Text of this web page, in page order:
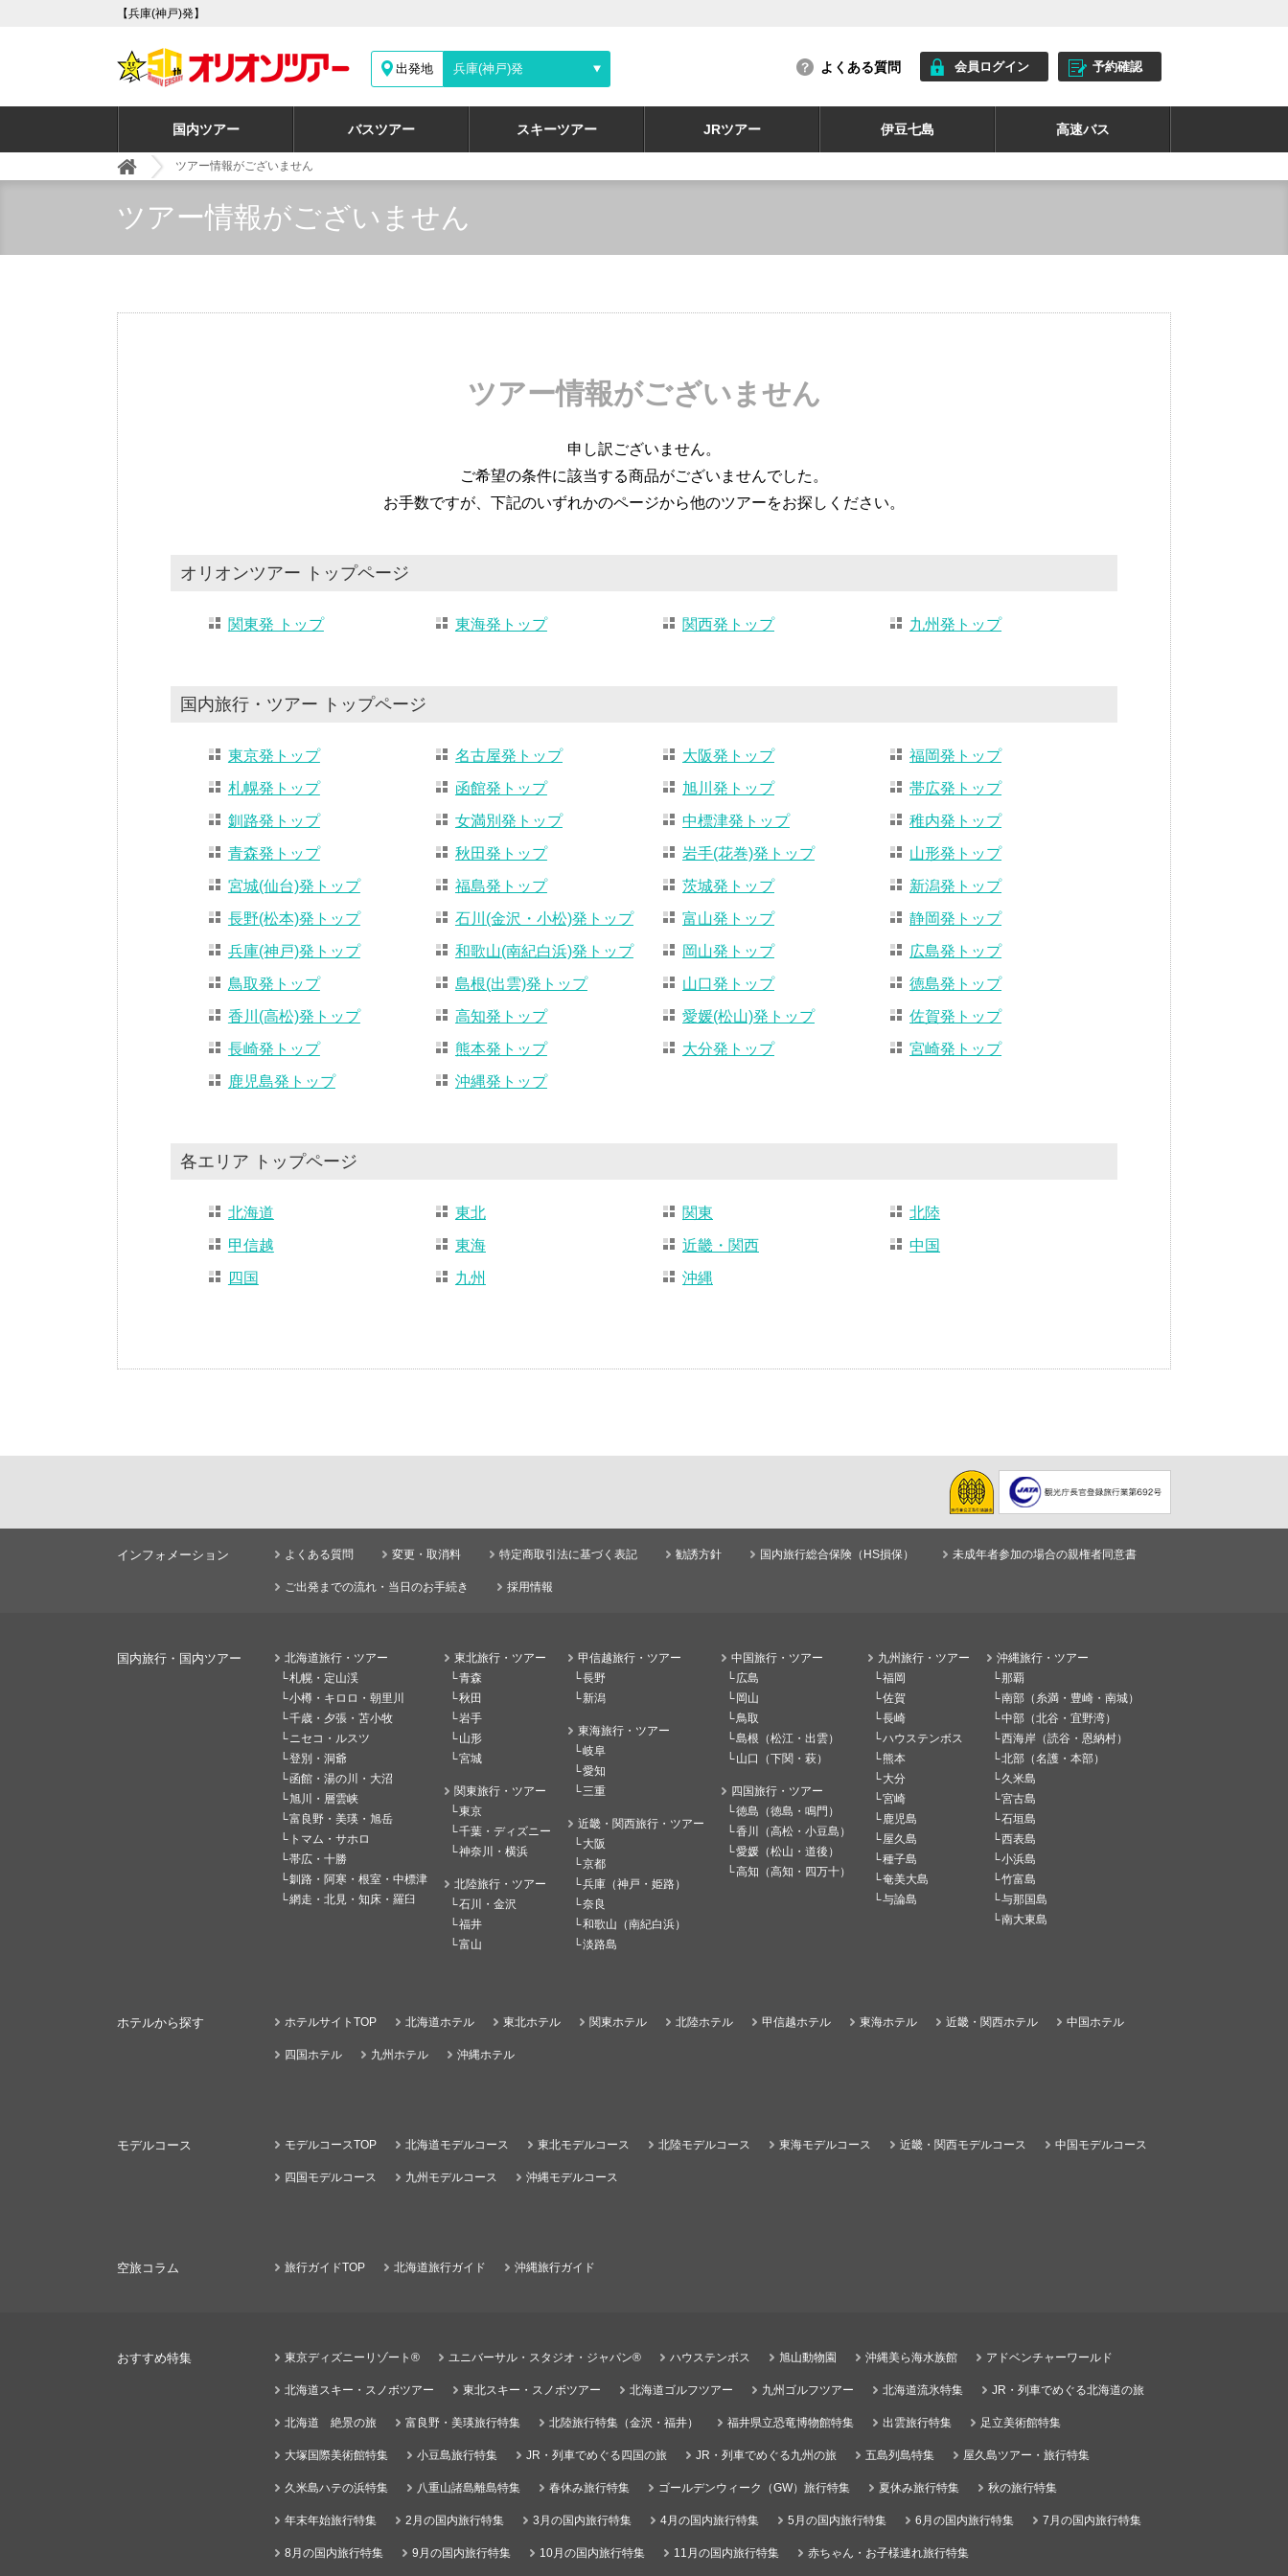
【兵庫(神戸)発】
出発地 兵庫(神戸)発 よくある質問 会員ログイン 予約確認
国内ツアー バスツアー スキーツアー JRツアー 伊豆七島 高速バス
ツアー情報がございません
ツアー情報がございません
ツアー情報がございません
申し訳ございません。
ご希望の条件に該当する商品がございませんでした。
お手数ですが、下記のいずれかのページから他のツアーをお探しください。
オリオンツアー トップページ
関東発 トップ 東海発トップ 関西発トップ 九州発トップ
国内旅行・ツアー トップページ
東京発トップ 名古屋発トップ 大阪発トップ
福岡発トップ
札幌発トップ
函館発トップ 旭川発トップ
帯広発トップ
釧路発トップ
女満別発トップ 中標津発トップ
稚内発トップ
青森発トップ
秋田発トップ 岩手(花巻)発トップ
山形発トップ
宮城(仙台)発トップ
福島発トップ 茨城発トップ
新潟発トップ
長野(松本)発トップ
石川(金沢・小松)発トップ 富山発トップ
静岡発トップ
兵庫(神戸)発トップ
和歌山(南紀白浜)発トップ 岡山発トップ
広島発トップ
鳥取発トップ
島根(出雲)発トップ 山口発トップ
徳島発トップ
香川(高松)発トップ
高知発トップ 愛媛(松山)発トップ
佐賀発トップ
長崎発トップ
熊本発トップ 大分発トップ
宮崎発トップ
鹿児島発トップ
沖縄発トップ
各エリア トップページ
北海道 東北 関東
北陸
甲信越
東海 近畿・関西
中国
四国
九州 沖縄
インフォメーション よくある質問 変更・取消料 特定商取引法に基づく表記 勧誘方針 国内旅行総合保険（HS損保） 未成年者参加の場合の親権者同意書
ご出発までの流れ・当日のお手続き 採用情報
国内旅行・国内ツアー
北海道旅行・ツアー
札幌・定山渓
小樽・キロロ・朝里川
千歳・夕張・苫小牧
ニセコ・ルスツ
登別・洞爺
函館・湯の川・大沼
旭川・層雲峡
富良野・美瑛・旭岳
トマム・サホロ
帯広・十勝
釧路・阿寒・根室・中標津
網走・北見・知床・羅臼
東北旅行・ツアー
青森
秋田
岩手
山形
宮城
関東旅行・ツアー
東京
千葉・ディズニー
神奈川・横浜
北陸旅行・ツアー
石川・金沢
福井
富山
甲信越旅行・ツアー
長野
新潟
東海旅行・ツアー
岐阜
愛知
三重
近畿・関西旅行・ツアー
大阪
京都
兵庫（神戸・姫路）
奈良
和歌山（南紀白浜）
淡路島
中国旅行・ツアー
広島
岡山
鳥取
島根（松江・出雲）
山口（下関・萩）
四国旅行・ツアー
徳島（徳島・鳴門）
香川（高松・小豆島）
愛媛（松山・道後）
高知（高知・四万十）
九州旅行・ツアー
福岡
佐賀
長崎
ハウステンボス
熊本
大分
宮崎
鹿児島
屋久島
種子島
奄美大島
与論島
沖縄旅行・ツアー
那覇
南部（糸満・豊崎・南城）
中部（北谷・宜野湾）
西海岸（読谷・恩納村）
北部（名護・本部）
久米島
宮古島
石垣島
西表島
小浜島
竹富島
与那国島
南大東島
ホテルから探す ホテルサイトTOP 北海道ホテル 東北ホテル 関東ホテル 北陸ホテル 甲信越ホテル 東海ホテル 近畿・関西ホテル 中国ホテル
四国ホテル 九州ホテル 沖縄ホテル
モデルコース モデルコースTOP 北海道モデルコース 東北モデルコース 北陸モデルコース 東海モデルコース 近畿・関西モデルコース 中国モデルコース
四国モデルコース 九州モデルコース 沖縄モデルコース
空旅コラム 旅行ガイドTOP 北海道旅行ガイド 沖縄旅行ガイド
おすすめ特集 東京ディズニーリゾート® ユニバーサル・スタジオ・ジャパン® ハウステンボス 旭山動物園 沖縄美ら海水族館 アドベンチャーワールド
北海道スキー・スノボツアー 東北スキー・スノボツアー 北海道ゴルフツアー 九州ゴルフツアー 北海道流氷特集 JR・列車でめぐる北海道の旅
北海道 絶景の旅 富良野・美瑛旅行特集 北陸旅行特集（金沢・福井） 福井県立恐竜博物館特集 出雲旅行特集 足立美術館特集
大塚国際美術館特集 小豆島旅行特集 JR・列車でめぐる四国の旅 JR・列車でめぐる九州の旅 五島列島特集 屋久島ツアー・旅行特集
久米島ハテの浜特集 八重山諸島離島特集 春休み旅行特集 ゴールデンウィーク（GW）旅行特集 夏休み旅行特集 秋の旅行特集
年末年始旅行特集 2月の国内旅行特集 3月の国内旅行特集 4月の国内旅行特集 5月の国内旅行特集 6月の国内旅行特集 7月の国内旅行特集
8月の国内旅行特集 9月の国内旅行特集 10月の国内旅行特集 11月の国内旅行特集 赤ちゃん・お子様連れ旅行特集